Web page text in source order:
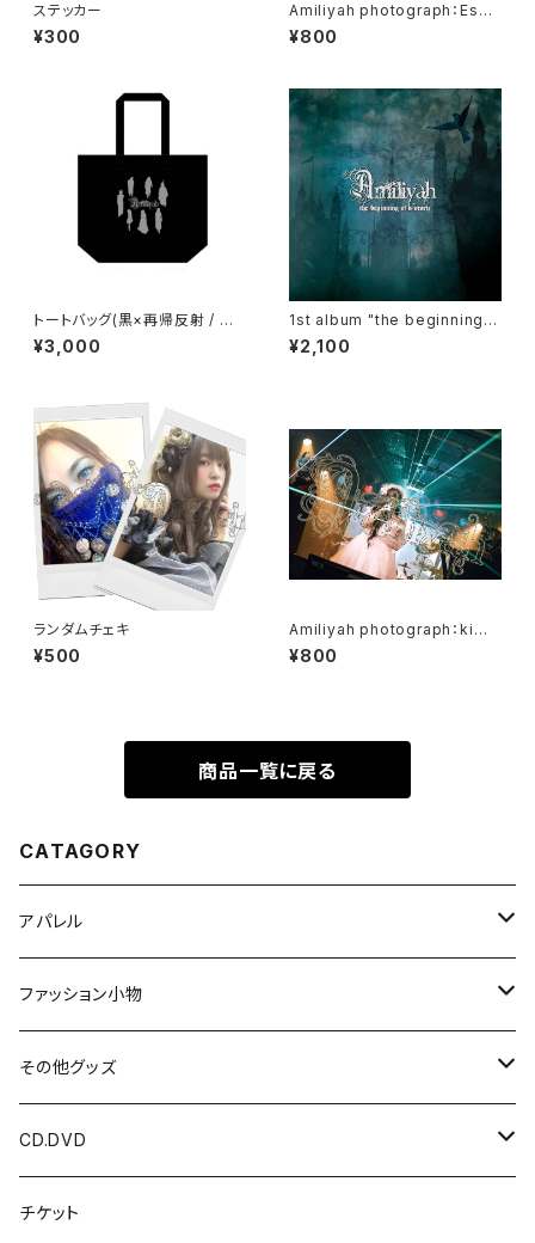
ステッカー
¥300
Amiliyah photograph：Eschi
ka No.1～No.10
¥800
トートバッグ(黒×再帰反射 / 紺×
金)
¥3,000
1st album "the beginning o
f a story"
¥2,100
ランダムチェキ
¥500
Amiliyah photograph：kimi
& Gacci & Wester No.1～N
o.3
¥800
商品一覧に戻る
CATAGORY
アパレル
Tシャツ
光 / 闇の国
HIDDEN DOOR
パーカー
ファッション小物
HIDDEN DOOR
LUNA ET SOL
アクセサリー
その他グッズ
アクリルキーホルダー
チェキ
CD.DVD
CDアルバム
チケット